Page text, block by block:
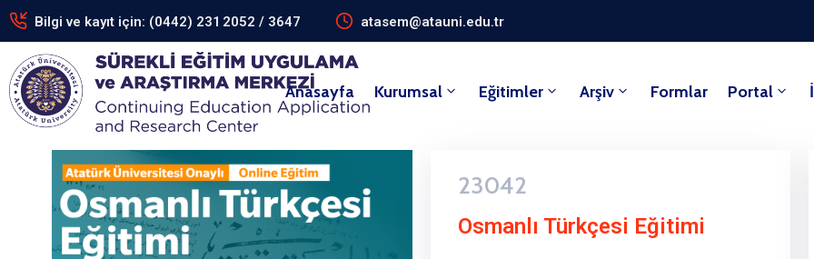
Bilgi ve kayıt için: (0442) 231 2052 / 3647 atasem@atauni.edu.tr
Anasayfa Kurumsal Eğitimler Arşiv Formlar Portal
23042
Osmanlı Türkçesi Eğitimi